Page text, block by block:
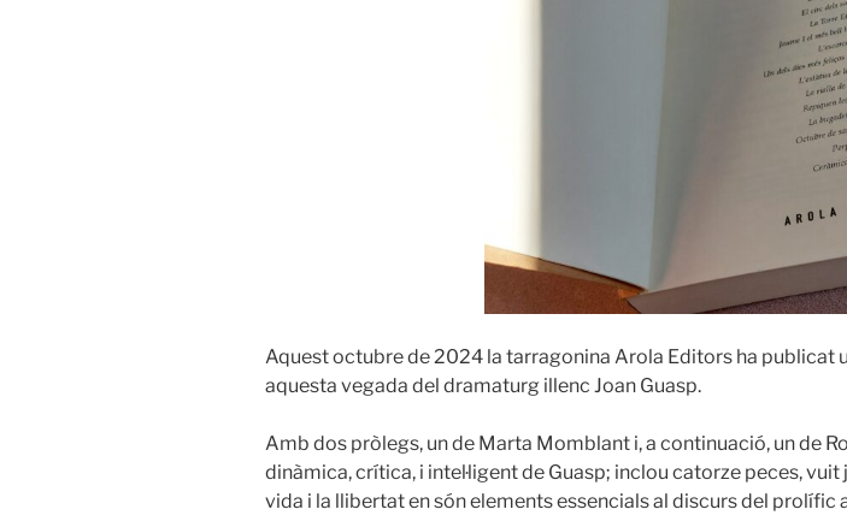
Aquest octubre de 2024 la tarragonina Arola Editors ha publicat
aquesta vegada del dramaturg illenc Joan Guasp.
Amb dos pròlegs, un de Marta Momblant i, a continuació, un de
dinàmica, crítica, i intel·ligent de Guasp; inclou catorze peces,
vida i la llibertat en són elements essencials al discurs del prolífic